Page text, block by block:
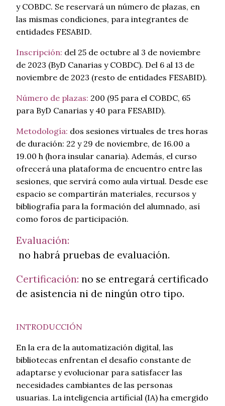
y COBDC. Se reservará un número de plazas, en
las mismas condiciones, para integrantes de
entidades FESABID.
Inscripción: del 25 de octubre al 3 de noviembre
de 2023 (ByD Canarias y COBDC). Del 6 al 13 de
noviembre de 2023 (resto de entidades FESABID).
Número de plazas: 200 (95 para el COBDC, 65
para ByD Canarias y 40 para FESABID).
Metodología: dos sesiones virtuales de tres horas
de duración: 22 y 29 de noviembre, de 16.00 a
19.00 h (hora insular canaria). Además, el curso
ofrecerá una plataforma de encuentro entre las
sesiones, que servirá como aula virtual. Desde ese
espacio se compartirán materiales, recursos y
bibliografía para la formación del alumnado, así
como foros de participación.
Evaluación:
no habrá pruebas de evaluación.
Certificación: no se entregará certificado
de asistencia ni de ningún otro tipo.
INTRODUCCIÓN
En la era de la automatización digital, las
bibliotecas enfrentan el desafío constante de
adaptarse y evolucionar para satisfacer las
necesidades cambiantes de las personas
usuarias. La inteligencia artificial (IA) ha emergido